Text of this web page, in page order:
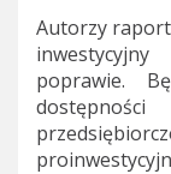
Autorzy
poprawie.